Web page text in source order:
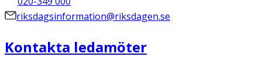
riksdagsinformation@riksdagen.se
Kontakta ledamöter